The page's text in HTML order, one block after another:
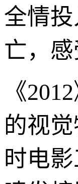
全情
亡，
《
的视
时电